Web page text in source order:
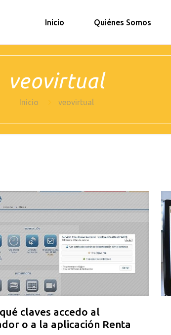
Inicio Quiénes Somos
veovirtual
Inicio veovirtual
claves accedo al
o a la aplicación Renta